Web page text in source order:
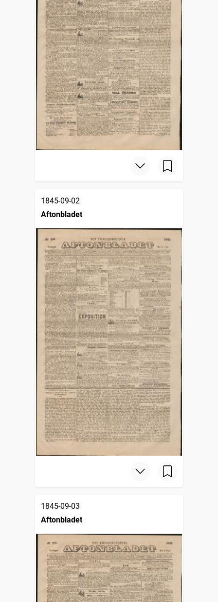
1845-09-02
Aftonbladet
1845-09-03
Aftonbladet